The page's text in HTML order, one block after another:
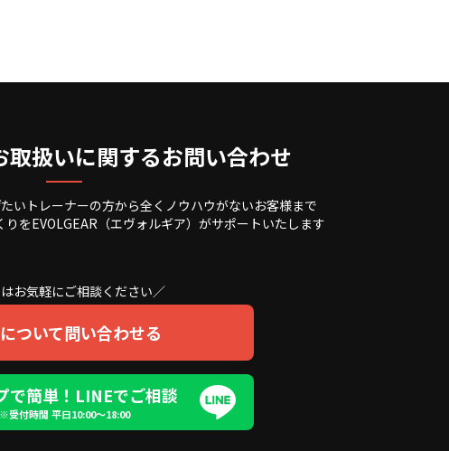
取扱いに関するお問い合わせ
いトレーナーの方から全くノウハウがないお客様まで
をEVOLGEAR（エヴォルギア）がサポートいたします
お気軽にご相談ください／
ついて問い合わせる
で簡単！LINEでご相談
※受付時間 平日10:00〜18:00